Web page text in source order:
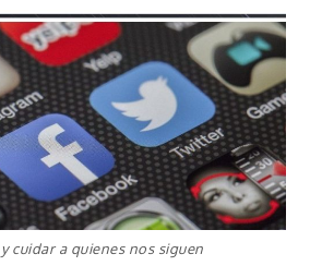
cuidar a quienes nos siguen